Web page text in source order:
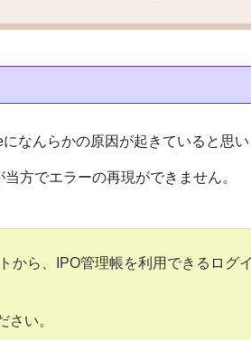
なんらかの原因が起きていると思
方でエラーの再現ができません。
から、IPO管理帳を利用できるログ
い。